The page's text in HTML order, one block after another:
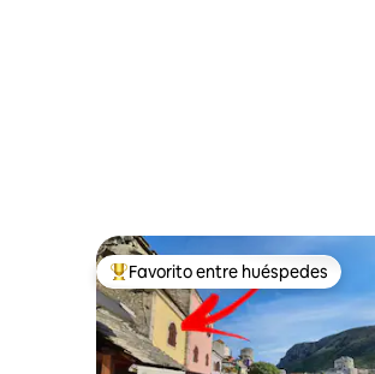
Favorito entre huéspedes preferido
Favorito entre huéspedes